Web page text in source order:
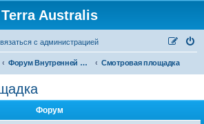
Terra Australis
вязаться с администрацией
Форум Внутренней Австралии Смотровая площадка
Форум